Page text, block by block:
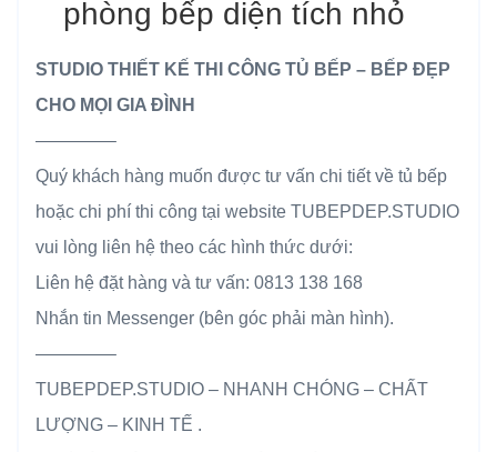
phòng bếp diện tích nhỏ
STUDIO THIẾT KẾ THI CÔNG TỦ BẾP – BẾP ĐẸP
CHO MỌI GIA ĐÌNH
————–
Quý khách hàng muốn được tư vấn chi tiết về tủ bếp
hoặc chi phí thi công tại website TUBEPDEP.STUDIO
vui lòng liên hệ theo các hình thức dưới:
Liên hệ đặt hàng và tư vấn: 0813 138 168
Nhắn tin Messenger (bên góc phải màn hình).
————–
TUBEPDEP.STUDIO – NHANH CHÓNG – CHẤT
LƯỢNG – KINH TẾ .